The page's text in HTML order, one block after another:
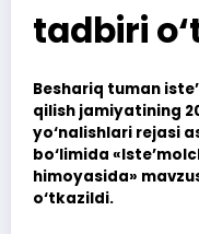
tadbiri
Beshariq tuman
qilish jamiyatining
yo‘nalishlari rejasi
bo‘limida
himoyasida»
o‘tkazildi.